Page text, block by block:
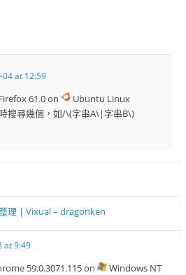
04 at 12:59
61.0 on
Ubuntu Linux
搜尋幾個，如/\(字串A\|字串B\)
理 | Vixual – dragonken
at 9:49
59.0.3071.115 on
Windows NT